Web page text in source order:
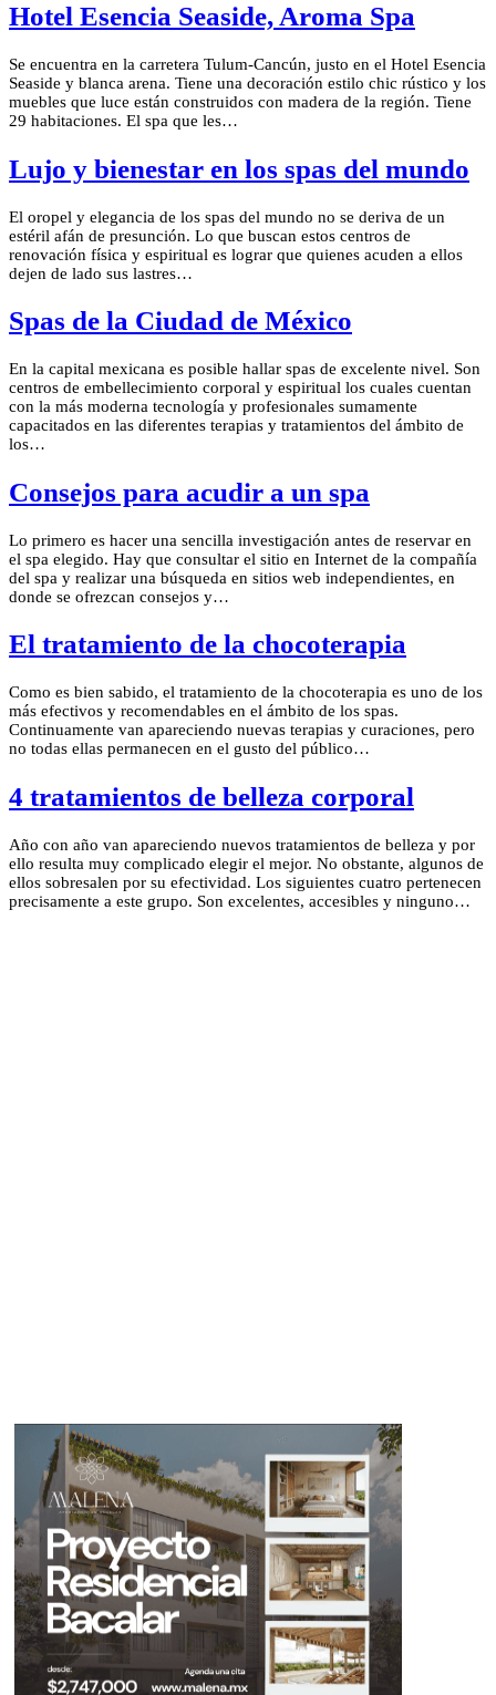
Hotel Esencia Seaside, Aroma Spa
Se encuentra en la carretera Tulum-Cancún, justo en el Hotel Esencia
Seaside y blanca arena. Tiene una decoración estilo chic rústico y los
muebles que luce están construidos con madera de la región. Tiene
29 habitaciones. El spa que les…
Lujo y bienestar en los spas del mundo
El oropel y elegancia de los spas del mundo no se deriva de un
estéril afán de presunción. Lo que buscan estos centros de
renovación física y espiritual es lograr que quienes acuden a ellos
dejen de lado sus lastres…
Spas de la Ciudad de México
En la capital mexicana es posible hallar spas de excelente nivel. Son
centros de embellecimiento corporal y espiritual los cuales cuentan
con la más moderna tecnología y profesionales sumamente
capacitados en las diferentes terapias y tratamientos del ámbito de
los…
Consejos para acudir a un spa
Lo primero es hacer una sencilla investigación antes de reservar en
el spa elegido. Hay que consultar el sitio en Internet de la compañía
del spa y realizar una búsqueda en sitios web independientes, en
donde se ofrezcan consejos y…
El tratamiento de la chocoterapia
Como es bien sabido, el tratamiento de la chocoterapia es uno de los
más efectivos y recomendables en el ámbito de los spas.
Continuamente van apareciendo nuevas terapias y curaciones, pero
no todas ellas permanecen en el gusto del público…
4 tratamientos de belleza corporal
Año con año van apareciendo nuevos tratamientos de belleza y por
ello resulta muy complicado elegir el mejor. No obstante, algunos de
ellos sobresalen por su efectividad. Los siguientes cuatro pertenecen
precisamente a este grupo. Son excelentes, accesibles y ninguno…